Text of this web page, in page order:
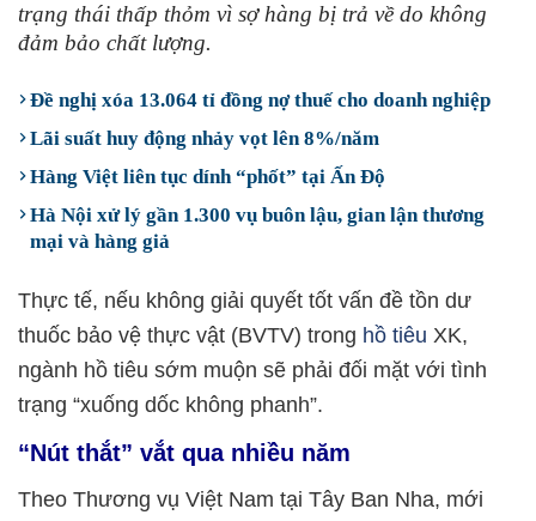
trạng thái thấp thỏm vì sợ hàng bị trả về do không
đảm bảo chất lượng.
Đề nghị xóa 13.064 tỉ đồng nợ thuế cho doanh nghiệp
Lãi suất huy động nhảy vọt lên 8%/năm
Hàng Việt liên tục dính “phốt” tại Ấn Độ
Hà Nội xử lý gần 1.300 vụ buôn lậu, gian lận thương
mại và hàng giả
Thực tế, nếu không giải quyết tốt vấn đề tồn dư
thuốc bảo vệ thực vật (BVTV) trong hồ tiêu XK,
ngành hồ tiêu sớm muộn sẽ phải đối mặt với tình
trạng “xuống dốc không phanh”.
“Nút thắt” vắt qua nhiều năm
Theo Thương vụ Việt Nam tại Tây Ban Nha, mới